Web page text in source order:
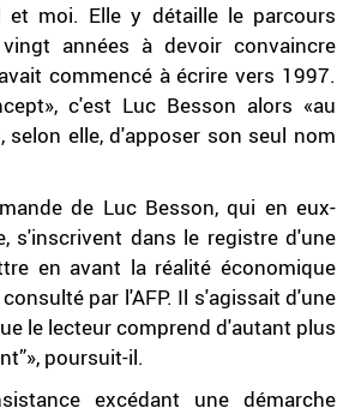
moi. Elle y détaille le parcours
années à devoir convaincre
commencé à écrire vers 1997.
c'est Luc Besson alors «au
elle, d'apposer son seul nom
de Luc Besson, qui en eux-
s'inscrivent dans le registre d'une
en avant la réalité économique
par l'AFP. Il s'agissait d'une
le lecteur comprend d'autant plus
poursuit-il.
excédant une démarche